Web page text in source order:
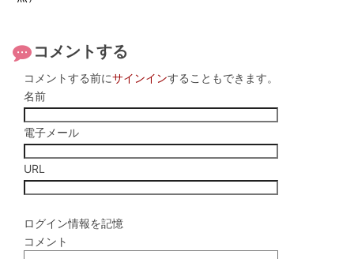
コメントする
コメントする前にサインインすることもできます。
名前
電子メール
URL
ログイン情報を記憶
コメント